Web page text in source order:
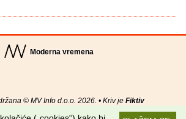
Moderna vremena
© MV Info d.o.o. 2026. • Kriv je Fiktiv